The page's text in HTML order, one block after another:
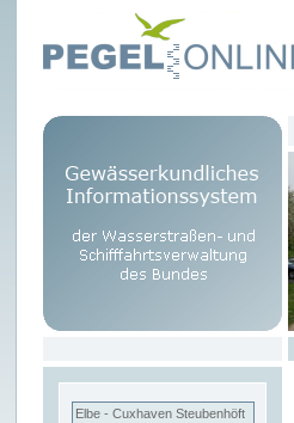
Elbe - Cuxhaven Steubenhöft